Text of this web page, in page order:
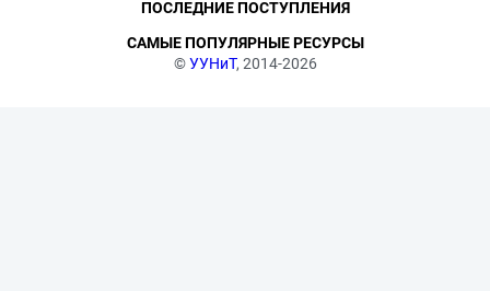
©УУНиТ, 2014-2026
ПОСЛЕДНИЕ ПОСТУПЛЕНИЯ
САМЫЕ ПОПУЛЯРНЫЕ РЕСУРСЫ